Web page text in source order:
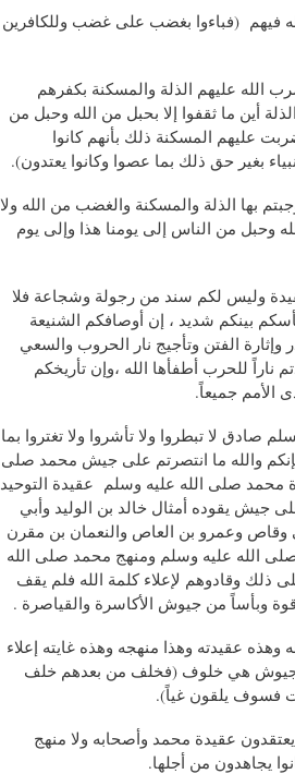
فيهم ‫(‫فباءوا بغضب على غضب وللكافرين
الله عليهم الذلة والمسكنة بكفرهم
أين ما ثقفوا إلا بحبل من الله وحبل من
عليهم المسكنة ذلك بأنهم كانوا
بغير حق ذلك بما عصوا وكانوا يعتدون‫)‫.
بها الذلة والمسكنة والغضب من الله ولا
وحبل من الناس إلى يومنا هذا وإلى يوم
وليس لكم سند من رجولة وشجاعة فلا
بينكم شديد ، إن أوصافكم الشنيعة
وإثارة الفتن وتأجيج نار الحروب والسعي
ناراً للحرب أطفأها الله ،وإن تأريخكم
الأمم جميعاً.
صادق لا تبطروا ولا تأشروا ولا تغتروا بما
والله ما انتصرتم على جيش محمد صلى
محمد صلى الله عليه وسلم عقيدة التوحيد
على جيش يقوده أمثال خالد بن الوليد وأبي
وقاص وعمرو بن العاص والنعمان بن مقرن
الله عليه وسلم ومنهج محمد صلى الله
ذلك وقادوهم لإعلاء كلمة الله فلم يقف
وبأساً من جيوش الأكاسرة والقياصرة .
عقيدته وهذا منهجه وهذه غايته إعلاء
جيوش هي خلوف ‫(‫فخلف من بعدهم خلف
فسوف يلقون غياً‫)‫.
عقيدة محمد وأصحابه ولا منهج
يجاهدون من أجلها.